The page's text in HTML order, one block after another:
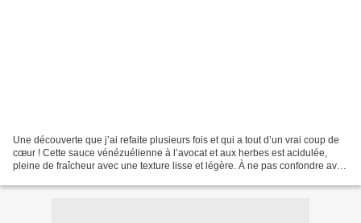
Une découverte que j’ai refaite plusieurs fois et qui a tout d’un vrai coup de
cœur ! Cette sauce vénézuélienne à l’avocat et aux herbes est acidulée,
pleine de fraîcheur avec une texture lisse et légère. À ne pas confondre avec